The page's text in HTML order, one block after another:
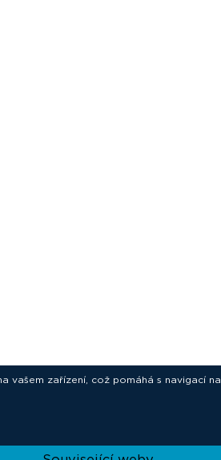
vašem zařízení, což pomáhá s navigací na